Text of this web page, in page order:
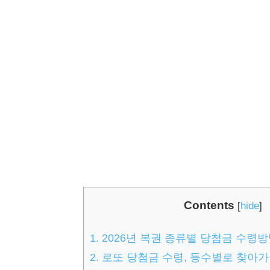
Contents [hide]
1. 2026년 복권 종류별 당첨금 수령
2. 로또 당첨금 수령, 등수별로 찾아